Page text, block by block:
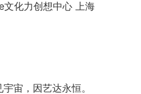
文化力创想中心 上海
宙，因艺达永恒。